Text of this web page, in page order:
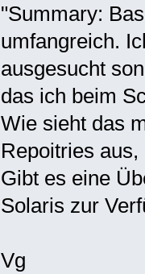
"Summary:
umfangreich.
ausgesucht
das ich beim
Wie sieht das
Repoitries
Gibt es eine
Solaris zur
Vg